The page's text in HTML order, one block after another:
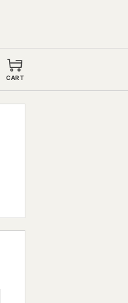
CART